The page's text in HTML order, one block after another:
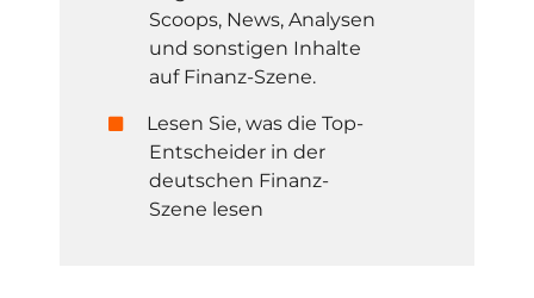
Scoops, News, Analysen
und sonstigen Inhalte
auf Finanz-Szene.
Lesen Sie, was die Top-
Entscheider in der
deutschen Finanz-
Szene lesen